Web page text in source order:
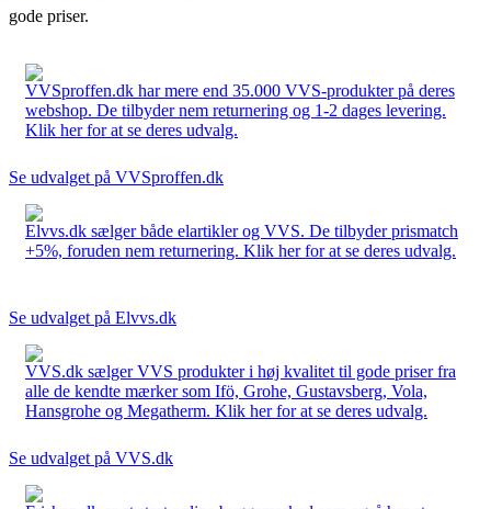
gode priser.
VVSproffen.dk har mere end 35.000 VVS-produkter på deres
webshop. De tilbyder nem returnering og 1-2 dages levering.
Klik her for at se deres udvalg.
Se udvalget på VVSproffen.dk
Elvvs.dk sælger både elartikler og VVS. De tilbyder prismatch
+5%, foruden nem returnering. Klik her for at se deres udvalg.
Se udvalget på Elvvs.dk
VVS.dk sælger VVS produkter i høj kvalitet til gode priser fra
alle de kendte mærker som Ifö, Grohe, Gustavsberg, Vola,
Hansgrohe og Megatherm. Klik her for at se deres udvalg.
Se udvalget på VVS.dk